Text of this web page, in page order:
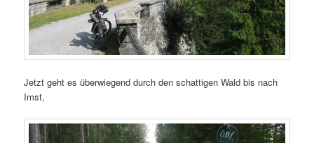
Jetzt geht es überwiegend durch den schattigen Wald bis nach
Imst,